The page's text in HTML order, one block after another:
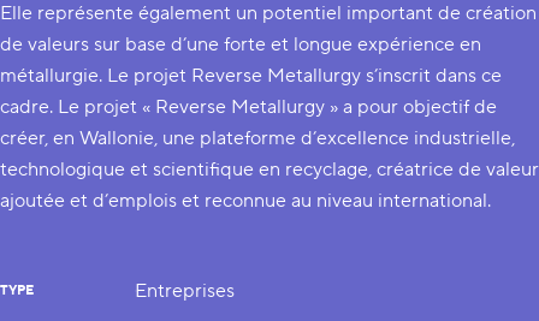
Elle représente également un potentiel important de création
de valeurs sur base d’une forte et longue expérience en
métallurgie. Le projet Reverse Metallurgy s’inscrit dans ce
cadre. Le projet « Reverse Metallurgy » a pour objectif de
créer, en Wallonie, une plateforme d’excellence industrielle,
technologique et scientifique en recyclage, créatrice de valeur
ajoutée et d’emplois et reconnue au niveau international.
TYPE Entreprises